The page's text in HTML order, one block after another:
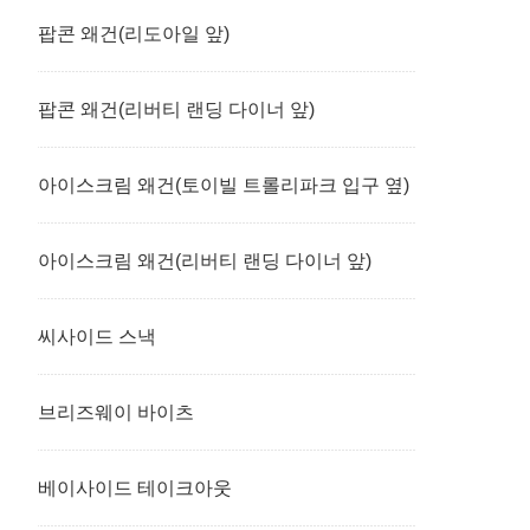
팝콘 왜건(리도아일 앞)
팝콘 왜건(리버티 랜딩 다이너 앞)
아이스크림 왜건(토이빌 트롤리파크 입구 옆)
아이스크림 왜건(리버티 랜딩 다이너 앞)
씨사이드 스낵
브리즈웨이 바이츠
베이사이드 테이크아웃